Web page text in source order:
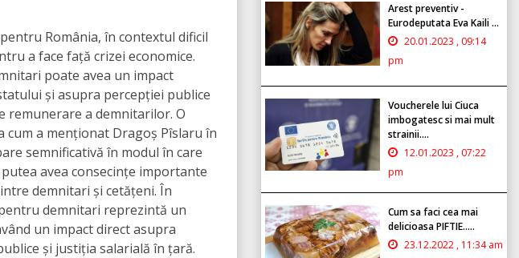
România, în contextul dificil
a face față crizei economice.
poate avea un impact
și asupra percepției publice
remunerare a demnitarilor. O
cum a menționat Dragoș Pîslaru în
semnificativă în modul în care
avea consecințe importante
demnitari și cetățeni. În
demnitari reprezintă un
un impact direct asupra
și justiția salarială în țară.
Arest preventiv -
Eurodeputata Eva Kaili ...
20.01.2023 , 09:14
pm
Voucherele lui Ciuca
imbogatesc si mai mult
strainii....
12.01.2023 , 07:22
pm
Cum sa faci cea mai
delicioasa PIFTIE.....
23.12.2022 , 11:34 am